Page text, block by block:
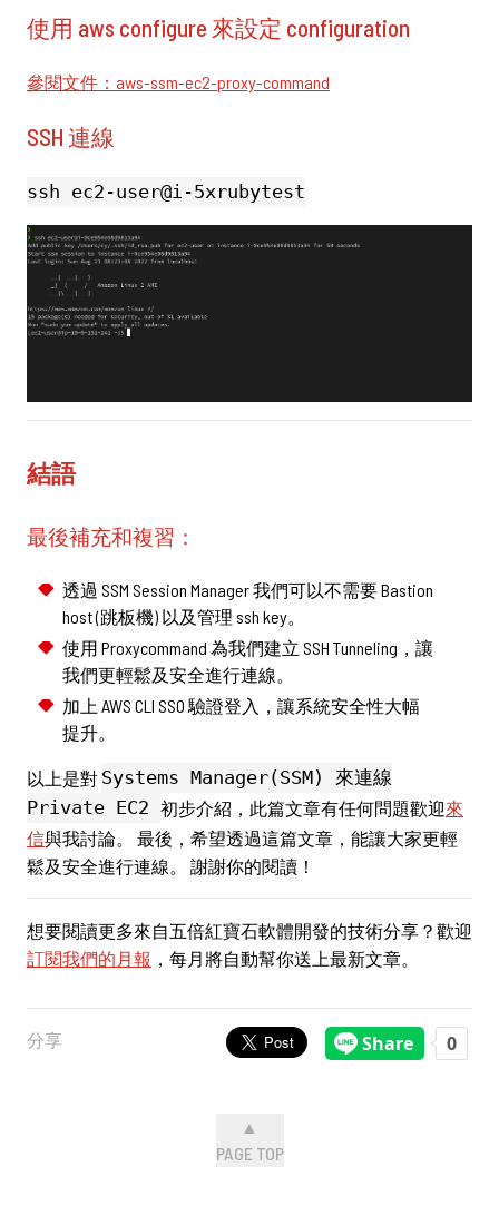
使用 aws configure 來設定 configuration
參閱文件：aws-ssm-ec2-proxy-command
SSH 連線
ssh ec2-user@i-5xrubytest
結語
最後補充和複習：
透過 SSM Session Manager 我們可以不需要 Bastion
host (跳板機) 以及管理 ssh key。
使用 Proxycommand 為我們建立 SSH Tunneling，讓
我們更輕鬆及安全進行連線。
加上 AWS CLI SSO 驗證登入，讓系統安全性大幅
提升。
以上是對 Systems Manager(SSM) 來連線
Private EC2 初步介紹，此篇文章有任何問題歡迎來
信與我討論。 最後，希望透過這篇文章，能讓大家更輕
鬆及安全進行連線。 謝謝你的閱讀！
想要閱讀更多來自五倍紅寶石軟體開發的技術分享？歡迎
訂閱我們的月報
，每月將自動幫你送上最新文章。
分享
▲
PAGE TOP